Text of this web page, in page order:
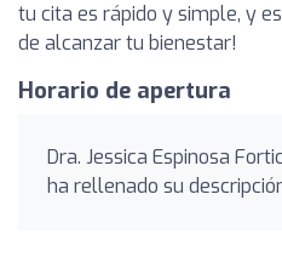
tu cita es rápido y simple, y
de alcanzar tu bienestar!
Horario de apertura
Dra. Jessica Espinosa
ha rellenado su